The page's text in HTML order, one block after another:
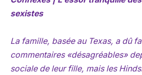
sexistes
La famille, basée au Texas, a dû
commentaires «désagréables»
sociale de leur fille, mais les